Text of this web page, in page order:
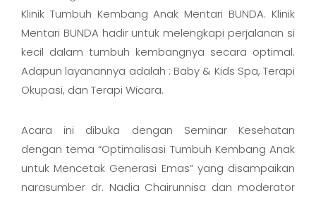
Klinik Tumbuh Kembang Anak Mentari BUNDA. Klinik
Mentari BUNDA hadir untuk melengkapi perjalanan si
kecil dalam tumbuh kembangnya secara optimal.
Adapun layanannya adalah : Baby & Kids Spa, Terapi
Okupasi, dan Terapi Wicara.
Acara ini dibuka dengan Seminar Kesehatan
dengan tema “Optimalisasi Tumbuh Kembang Anak
untuk Mencetak Generasi Emas” yang disampaikan
narasumber dr. Nadia Chairunnisa dan moderator